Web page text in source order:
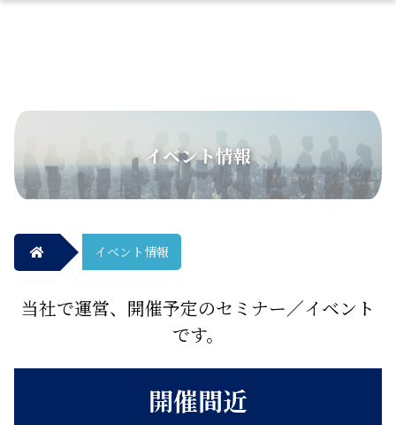
イベント情報
イベント情報
当社で運営、開催予定のセミナー／イベント
です。
開催間近